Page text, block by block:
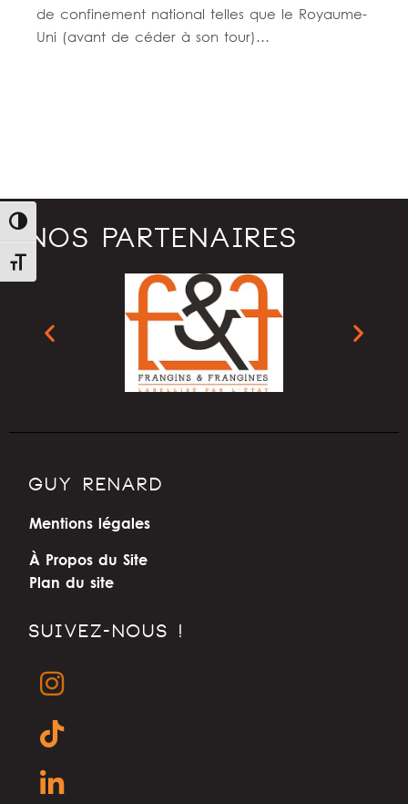
Passer en contraste élevé
Changer la taille de la police
de confinement national telles que le Royaume-
Uni (avant de céder à son tour)…
NOS PARTENAIRES
GUY RENARD
Mentions légales
À Propos du Site
Plan du site
SUIVEZ-NOUS !